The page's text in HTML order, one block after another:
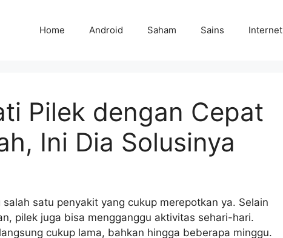
Home Android Saham Sains Internet
Pilek dengan Cepat
Ini Dia Solusinya
satu penyakit yang cukup merepotkan ya. Selain
pilek juga bisa mengganggu aktivitas sehari-hari.
cukup lama, bahkan hingga beberapa minggu.